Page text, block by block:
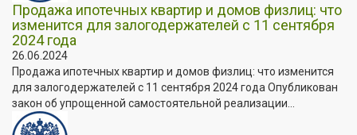
Продажа ипотечных квартир и домов физлиц: что
изменится для залогодержателей с 11 сентября
2024 года
26.06.2024
Продажа ипотечных квартир и домов физлиц: что изменится
для залогодержателей с 11 сентября 2024 года Опубликован
закон об упрощенной самостоятельной реализации...